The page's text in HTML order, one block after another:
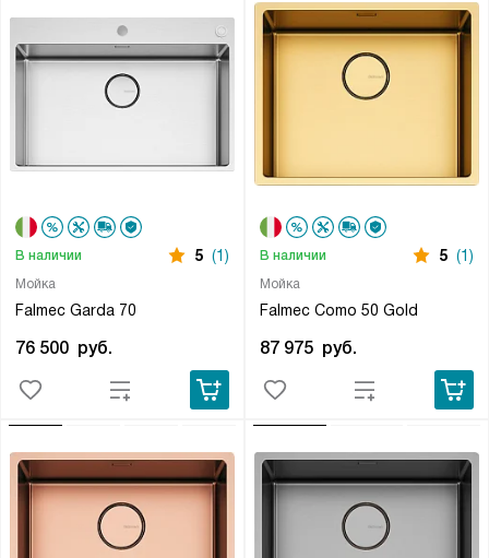
Мойка
Falmec Garda 70
В наличии 5 (1)
76 500 руб.
Мойка
Falmec Como 50 Gold
В наличии 5 (1)
87 975 руб.